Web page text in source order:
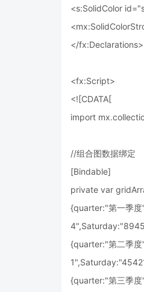
<s:SolidColor
</fx:Declarations>
<fx:Script>
<![CDATA[
import
//组合图数据绑定
[Bindable]
private var
{quarter:"第一季
{quarter:"第二季
{quarter:"第三季